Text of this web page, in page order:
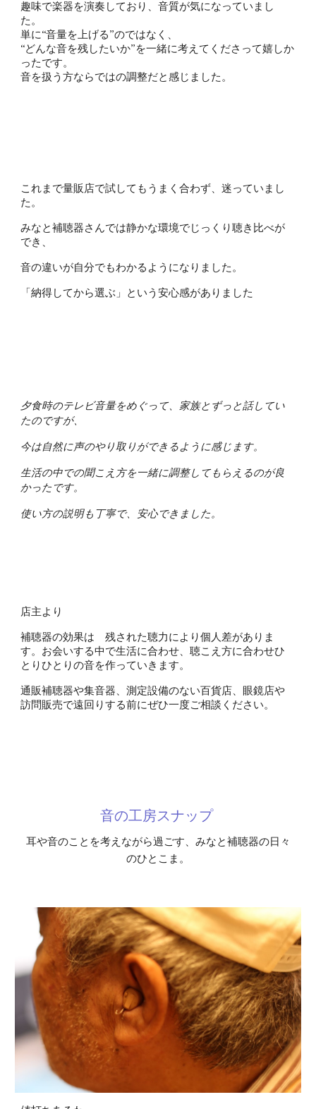
趣味で楽器を演奏しており、音質が気になっていまし
た。
単に“音量を上げる”のではなく、
“どんな音を残したいか”を一緒に考えてくださって嬉しか
ったです。
音を扱う方ならではの調整だと感じました。
これまで量販店で試してもうまく合わず、迷っていまし
た。
みなと補聴器さんでは静かな環境でじっくり聴き比べが
でき、
音の違いが自分でもわかるようになりました。
「納得してから選ぶ」という安心感がありました
夕食時のテレビ音量をめぐって、家族とずっと話してい
たのですが、
今は自然に声のやり取りができるように感じます。
生活の中での聞こえ方を一緒に調整してもらえるのが良
かったです。
使い方の説明も丁寧で、安心できました。
店主より
補聴器の効果は 残された聴力により個人差がありま
す。お会いする中で生活に合わせ、聴こえ方に合わせひ
とりひとりの音を作っていきます。
通販補聴器や集音器、測定設備のない百貨店、眼鏡店や
訪問販売で遠回りする前にぜひ一度ご相談ください。
音の工房スナップ
耳や音のことを考えながら過ごす、みなと補聴器の日々
のひとこま。